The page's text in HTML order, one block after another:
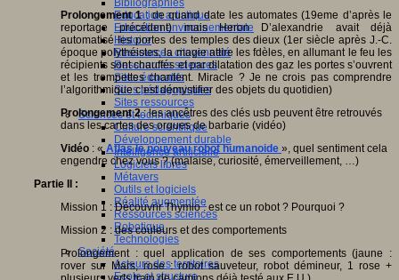
Bibliographies
Education artistique
Education environnementale
Histoire
Ressources citoyenneté
Ressources sciences
Sites éducatifs
Sites pédagogiques
Sites ressources
Sciences et techniques
Culture scientifique
Développement durable
Intelligence artificielle
Logiciels libres
Métavers
Outils et logiciels
Réalité augmentée
Ressources sciences
Robotique
Technologies
Société
Acteurs des territoires
Ecole et structure
Prolongement 1: de quand date les automates (19eme d’après le
reportage précédent) mais Heron D’alexandrie avait déjà
automatisé les portes des temples des dieux (1er siècle après J.-C.
époque polythéistes, la magie attire les fdèles, en allumant le feu les
récipients sont chauffés et par dilatation des gaz les portes s’ouvrent
et les trompettes chantent. Miracle ? Je ne crois pas comprendre
l’algorithmique c’est démystifier des objets du quotidien)
Prolongement 2: les ancêtres des clés usb peuvent être retrouvés
dans les cartes des orgues de barbarie (vidéo)
Vidéo : «Atlas le nouveau robot humanoide », quel sentiment cela
engendre chez vous ? (malaise, curiosité, émerveillement, …)
Partie II :
Mission 1 : Découvrir Thymio : est ce un robot ? Pourquoi ?
Mission 2 : des couleurs et des comportements
Prolongement : quel application de ses comportements (jaune :
rover sur Mars, rose : robot sauveteur, robot démineur, 1 rose +